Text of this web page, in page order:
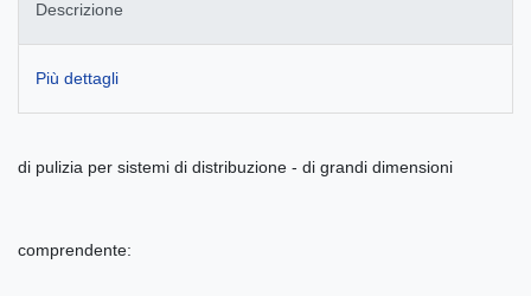
Descrizione
Più dettagli
di pulizia per sistemi di distribuzione - di grandi dimensioni
comprendente: